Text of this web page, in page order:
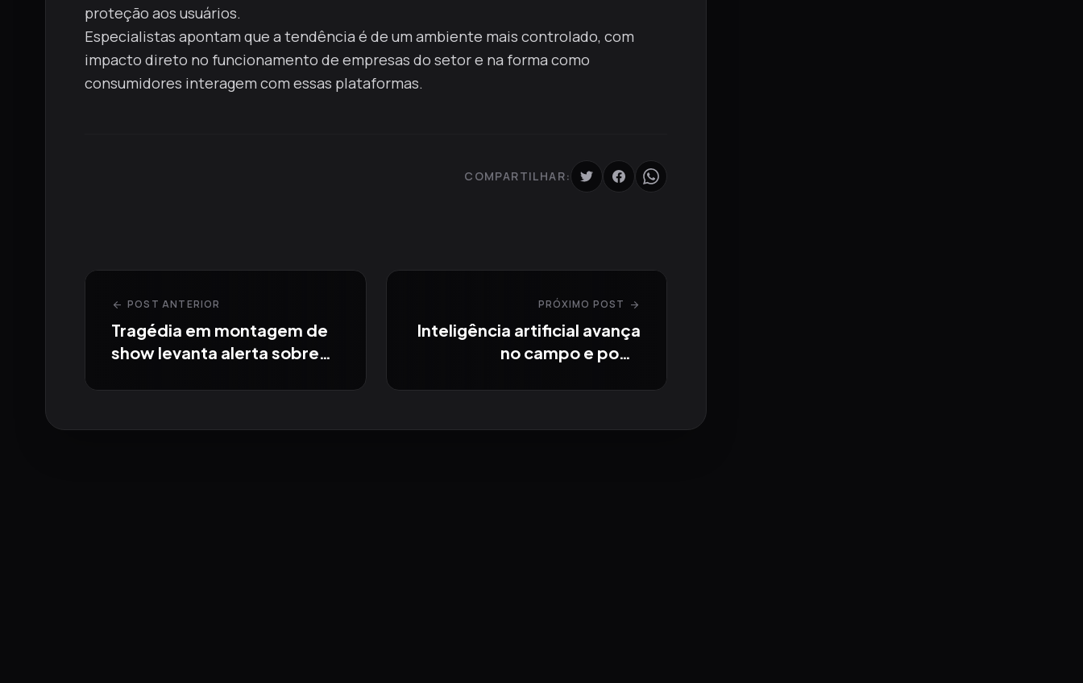
proteção aos usuários.
Especialistas apontam que a tendência é de um ambiente mais controlado, com
impacto direto no funcionamento de empresas do setor e na forma como
consumidores interagem com essas plataformas.
COMPARTILHAR:
arrow_back POST ANTERIOR
Tragédia em montagem de
show levanta alerta sobre
PRÓXIMO POST arrow_forward
Inteligência artificial avança
no campo e pode